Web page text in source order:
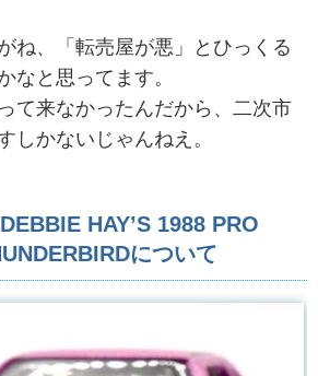
ね、「転売屋が悪」とひっくる
なと思ってます。
て来なかったんだから、二次市
しかないじゃんねえ。
HAY’S 1988 PRO
について